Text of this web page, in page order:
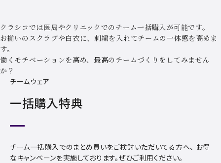
クラシコでは医局やクリニックでのチーム一括購入が可能です。
お揃いのスクラブや白衣に、刺繍を入れてチームの一体感を高めま
す。
働くモチベーションを高め、最高のチームづくりをしてみません
か？
チームウェア
一括購入特典
チーム一括購入でのまとめ買いをご検討いただいてる方へ、 お得
なキャンペーンを実施しております。ぜひご利用ください。